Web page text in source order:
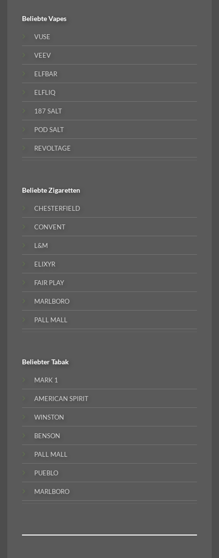
BeliebteVapes
VUSE
VEEV
ELFBAR
ELFLIQ
187 SALT
POD SALT
REVOLTAGE
BeliebteZigaretten
CHESTERFIELD
CONVENT
L&M
ELIXYR
FAIR PLAY
MARLBORO
PALL MALL
BeliebterTabak
MARK 1
AMERICAN SPIRIT
WINSTON
BENSON
PALL MALL
PUEBLO
MARLBORO